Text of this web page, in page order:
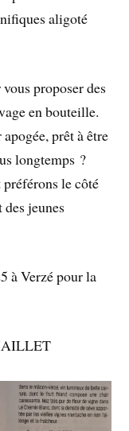
aligoté
proposer des
en bouteille.
prêt à être
longtemps ?
préférons le côté
jeunes
à Verzé pour la